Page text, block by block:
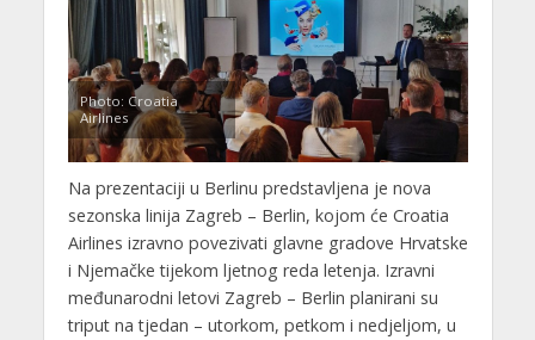
Photo: Croatia
Airlines
Na prezentaciji u Berlinu predstavljena je nova
sezonska linija Zagreb – Berlin, kojom će Croatia
Airlines izravno povezivati glavne gradove Hrvatske
i Njemačke tijekom ljetnog reda letenja. Izravni
međunarodni letovi Zagreb – Berlin planirani su
triput na tjedan – utorkom, petkom i nedjeljom, u